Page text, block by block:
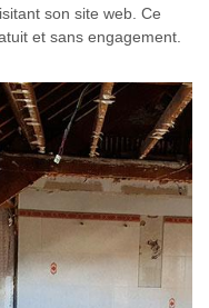
son site web. Ce
et sans engagement.